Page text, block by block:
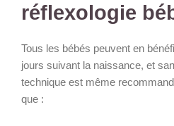
réflexologie
Tous les bébés peuvent en
jours suivant la naissance, et
technique est même
que :